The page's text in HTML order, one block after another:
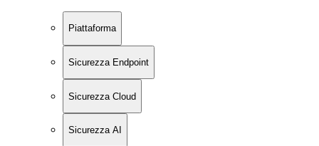
Piattaforma
Sicurezza Endpoint
Sicurezza Cloud
Sicurezza AI